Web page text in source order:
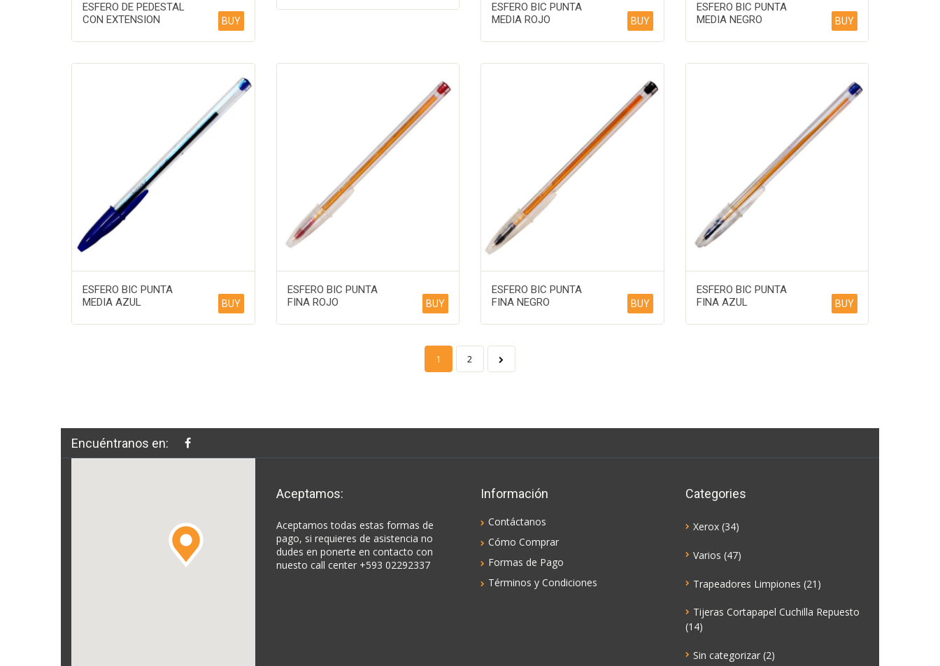
ESFERO DE PEDESTAL
CON EXTENSION
BUY
ESFERO BIC PUNTA
MEDIA ROJO
BUY
ESFERO BIC PUNTA
MEDIA NEGRO
BUY
ESFERO BIC PUNTA
MEDIA AZUL
BUY
ESFERO BIC PUNTA
FINA ROJO
BUY
ESFERO BIC PUNTA
FINA NEGRO
BUY
ESFERO BIC PUNTA
FINA AZUL
BUY
1 2
Encuéntranos en:
Aceptamos:
Aceptamos todas estas formas de
pago, si requieres de asistencia no
dudes en ponerte en contacto con
nuesto call center +593 02292337
Información
Contáctanos
Cómo Comprar
Formas de Pago
Términos y Condiciones
Categories
Xerox (34)
Varios (47)
Trapeadores Limpiones (21)
Tijeras Cortapapel Cuchilla Repuesto
(14)
Sin categorizar (2)